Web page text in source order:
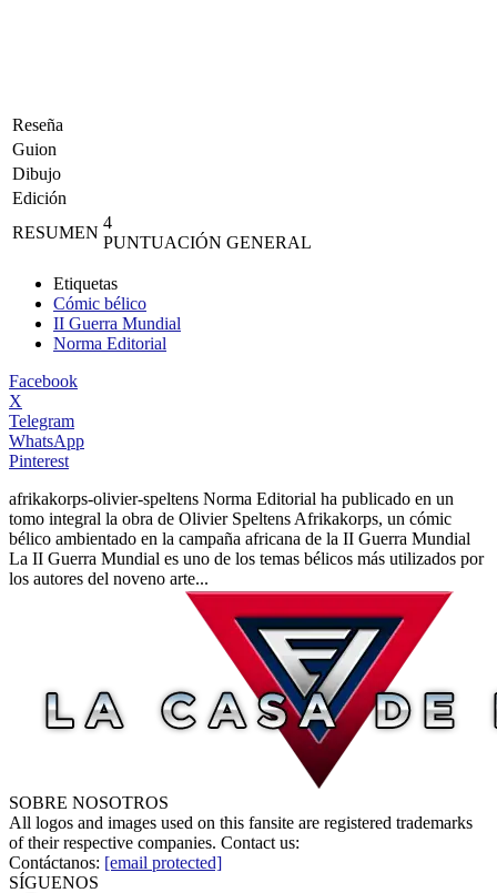
Reseña
Guion
Dibujo
Edición
RESUMEN
4
PUNTUACIÓN GENERAL
Etiquetas
Cómic bélico
II Guerra Mundial
Norma Editorial
Facebook
X
Telegram
WhatsApp
Pinterest
afrikakorps-olivier-speltens Norma Editorial ha publicado en un
tomo integral la obra de Olivier Speltens Afrikakorps, un cómic
bélico ambientado en la campaña africana de la II Guerra Mundial
La II Guerra Mundial es uno de los temas bélicos más utilizados por
los autores del noveno arte...
SOBRE NOSOTROS
All logos and images used on this fansite are registered trademarks
of their respective companies. Contact us:
Contáctanos: [email protected]
SÍGUENOS